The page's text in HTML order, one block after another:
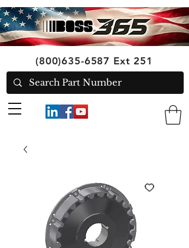
(800)635-6587 Ext 251